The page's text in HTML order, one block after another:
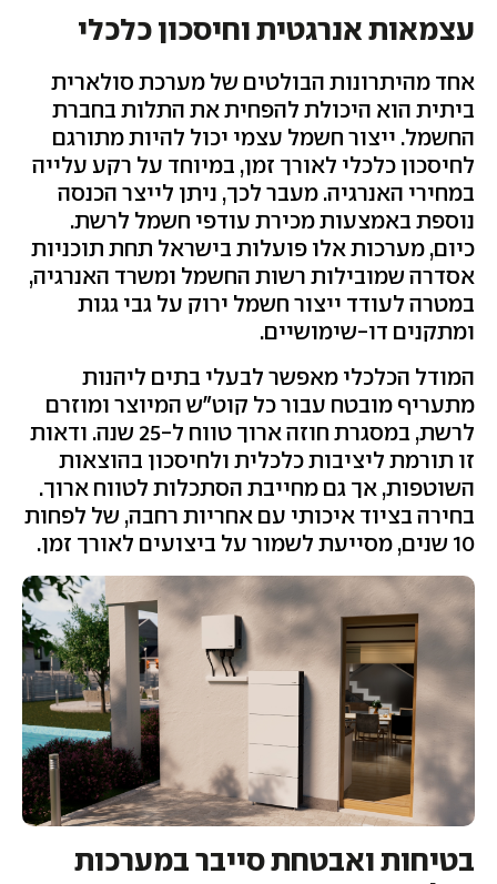
עצמאות אנרגטית וחיסכון כלכלי
אחד מהיתרונות הבולטים של מערכת סולארית
ביתית הוא היכולת להפחית את התלות בחברת
החשמל. ייצור חשמל עצמי יכול להיות מתורגם
לחיסכון כלכלי לאורך זמן, במיוחד על רקע עלייה
במחירי האנרגיה. מעבר לכך, ניתן לייצר הכנסה
נוספת באמצעות מכירת עודפי חשמל לרשת.
כיום, מערכות אלו פועלות בישראל תחת תוכניות
אסדרה שמובילות רשות החשמל ומשרד האנרגיה,
במטרה לעודד ייצור חשמל ירוק על גבי גגות
ומתקנים דו-שימושיים.
המודל הכלכלי מאפשר לבעלי בתים ליהנות
מתעריף מובטח עבור כל קוט"ש המיוצר ומוזרם
לרשת, במסגרת חוזה ארוך טווח ל-25 שנה. ודאות
זו תורמת ליציבות כלכלית ולחיסכון בהוצאות
השוטפות, אך גם מחייבת הסתכלות לטווח ארוך.
בחירה בציוד איכותי עם אחריות רחבה, של לפחות
10 שנים, מסייעת לשמור על ביצועים לאורך זמן.
בטיחות ואבטחת סייבר במערכות